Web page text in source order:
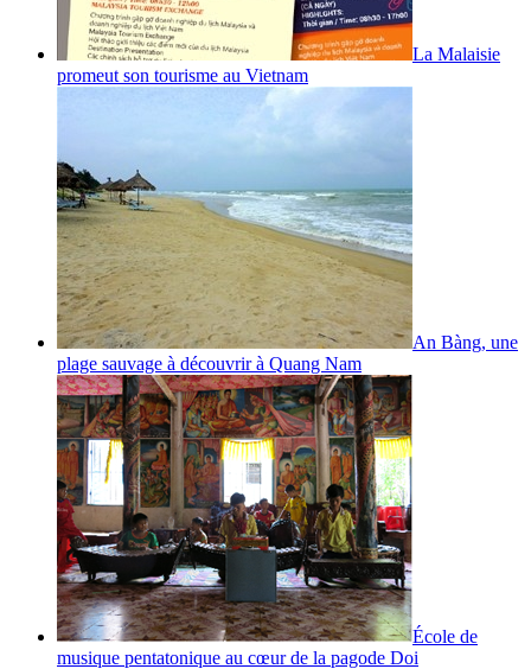
La Malaisie
promeut son tourisme au Vietnam
An Bàng, une
plage sauvage à découvrir à Quang Nam
École de
musique pentatonique au cœur de la pagode Doi